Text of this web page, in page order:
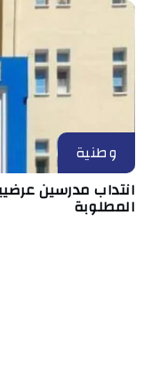
وطنية
انتداب مدرسين
المطلوبة